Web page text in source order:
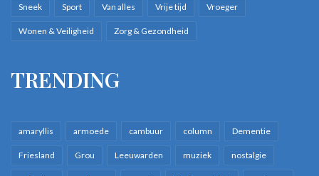
Sneek Sport Van alles Vrije tijd Vroeger
Wonen & Veiligheid Zorg & Gezondheid
TRENDING
amaryllis armoede cambuur column Dementie
Friesland Grou Leeuwarden muziek nostalgie